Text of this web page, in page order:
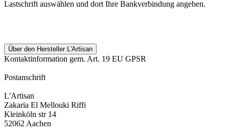
Lastschrift auswählen und dort Ihre Bankverbindung angeben.
Über den Hersteller L'Artisan
Kontaktinformation gem. Art. 19 EU GPSR
Postanschrift
L'Artisan
Zakaria El Mellouki Riffi
Kleinköln str 14
52062 Aachen